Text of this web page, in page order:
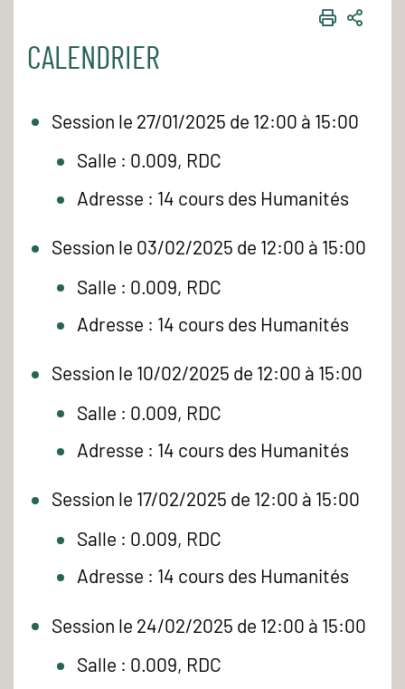
CALENDRIER
Session le 27/01/2025 de 12:00 à 15:00
Salle : 0.009, RDC
Adresse : 14 cours des Humanités
Session le 03/02/2025 de 12:00 à 15:00
Salle : 0.009, RDC
Adresse : 14 cours des Humanités
Session le 10/02/2025 de 12:00 à 15:00
Salle : 0.009, RDC
Adresse : 14 cours des Humanités
Session le 17/02/2025 de 12:00 à 15:00
Salle : 0.009, RDC
Adresse : 14 cours des Humanités
Session le 24/02/2025 de 12:00 à 15:00
Salle : 0.009, RDC